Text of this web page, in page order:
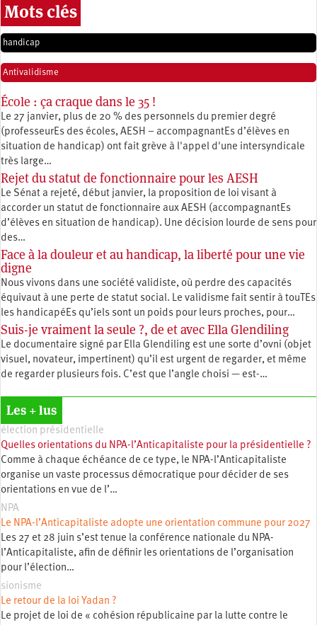
Mots clés
handicap
Antivalidisme
École : ça craque dans le 35 !
Le 27 janvier, plus de 20 % des personnels du premier degré
(professeurEs des écoles, AESH – accompagnantEs d’élèves en
situation de handicap) ont fait grève à l'appel d'une intersyndicale
très large…
Rejet du statut de fonctionnaire pour les AESH
Le Sénat a rejeté, début janvier, la proposition de loi visant à
accorder un statut de fonctionnaire aux AESH (accompagnantEs
d’élèves en situation de handicap). Une décision lourde de sens pour
des…
Face à la douleur et au handicap, la liberté pour une vie
digne
Nous vivons dans une société validiste, où perdre des capacités
équivaut à une perte de statut social. Le validisme fait sentir à touTEs
les handicapéEs qu’iels sont un poids pour leurs proches, pour…
Suis-je vraiment la seule ?, de et avec Ella Glendiling
Le documentaire signé par Ella Glendiling est une sorte d’ovni (objet
visuel, novateur, impertinent) qu’il est urgent de regarder, et même
de regarder plusieurs fois. C’est que l’angle choisi — est-…
Les + lus
élection présidentielle
Quelles orientations du NPA-l’Anticapitaliste pour la présidentielle ?
Comme à chaque échéance de ce type, le NPA-l’Anticapitaliste
organise un vaste processus démocratique pour décider de ses
orientations en vue de l’…
NPA
Le NPA-l’Anticapitaliste adopte une orientation commune pour 2027
Les 27 et 28 juin s’est tenue la conférence nationale du NPA-
l’Anticapitaliste, afin de définir les orientations de l’organisation
pour l’élection…
sionisme
Le retour de la loi Yadan ?
Le projet de loi de « cohésion républicaine par la lutte contre le